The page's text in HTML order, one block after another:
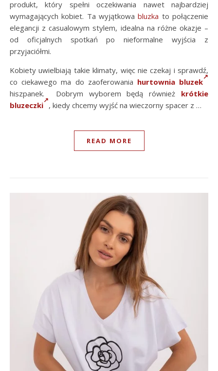
produkt, który spełni oczekiwania nawet najbardziej
wymagających kobiet. Ta wyjątkowabluzka to połączenie
elegancji z casualowym stylem, idealna na różne okazje –
od oficjalnych spotkań po nieformalne wyjścia z
przyjaciółmi.
Kobiety uwielbiają takie klimaty, więc nie czekaj i sprawdź,
co ciekawego ma do zaoferowania hurtownia bluzek
hiszpanek. Dobrym wyborem będą również krótkie
bluzeczki , kiedy chcemy wyjść na wieczorny spacer z …
READ MORE